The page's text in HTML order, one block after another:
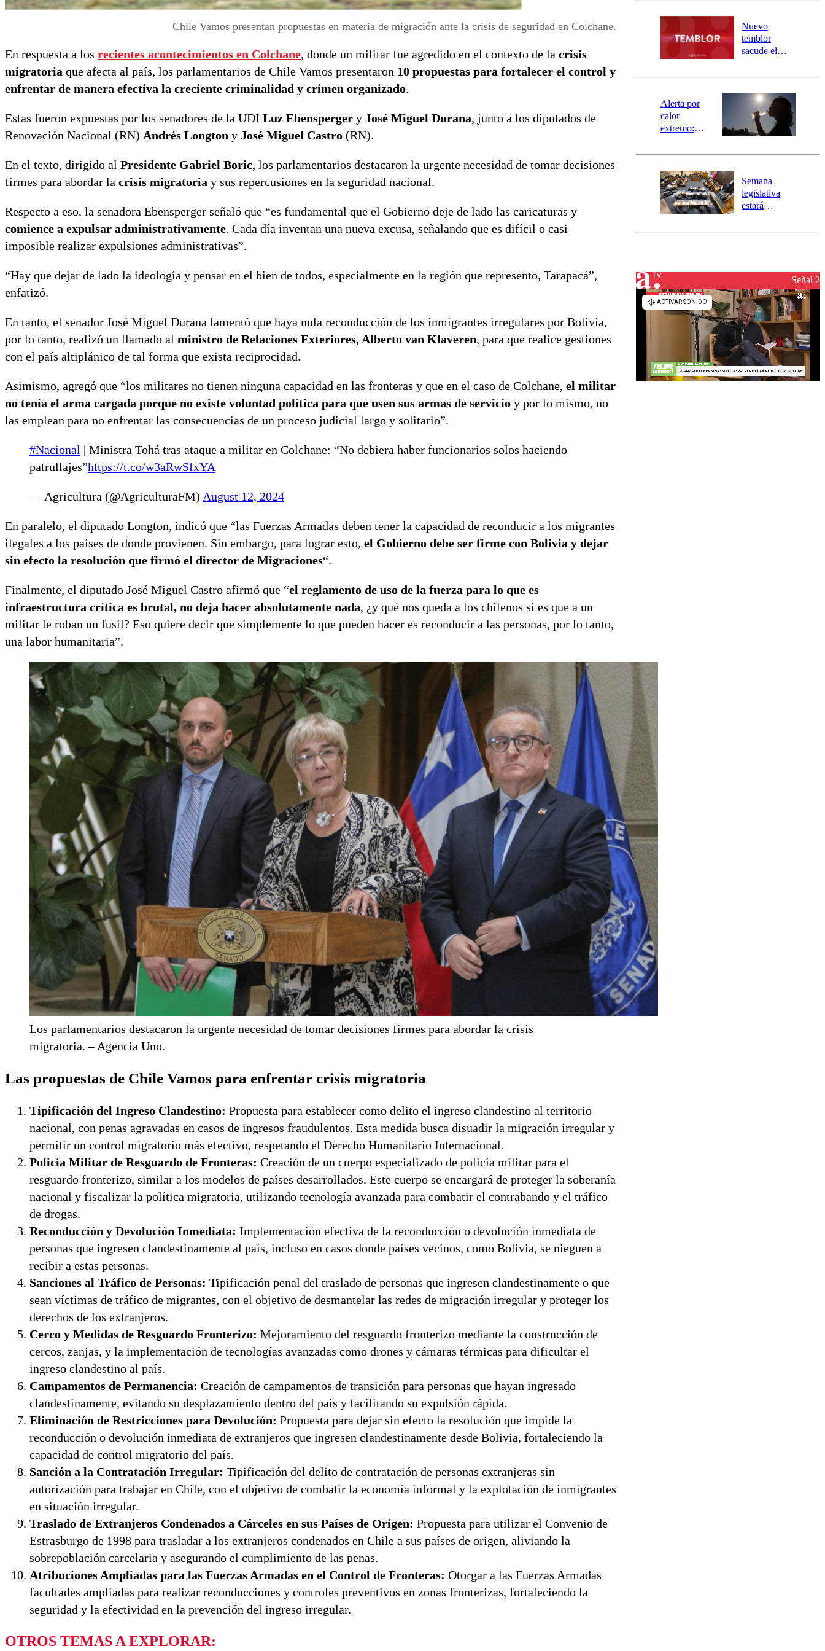
Chile Vamos presentan propuestas en materia de migración ante la crisis de seguridad en Colchane.
En respuesta a los recientes acontecimientos en Colchane, donde un militar fue agredido en el contexto de la crisis
migratoria que afecta al país, los parlamentarios de Chile Vamos presentaron 10 propuestas para fortalecer el control y
enfrentar de manera efectiva la creciente criminalidad y crimen organizado.
Estas fueron expuestas por los senadores de la UDI Luz Ebensperger y José Miguel Durana, junto a los diputados de
Renovación Nacional (RN) Andrés Longton y José Miguel Castro (RN).
En el texto, dirigido al Presidente Gabriel Boric, los parlamentarios destacaron la urgente necesidad de tomar decisiones
firmes para abordar la crisis migratoria y sus repercusiones en la seguridad nacional.
Respecto a eso, la senadora Ebensperger señaló que “es fundamental que el Gobierno deje de lado las caricaturas y
comience a expulsar administrativamente. Cada día inventan una nueva excusa, señalando que es difícil o casi
imposible realizar expulsiones administrativas”.
“Hay que dejar de lado la ideología y pensar en el bien de todos, especialmente en la región que represento, Tarapacá”,
enfatizó.
En tanto, el senador José Miguel Durana lamentó que haya nula reconducción de los inmigrantes irregulares por Bolivia,
por lo tanto, realizó un llamado al ministro de Relaciones Exteriores, Alberto van Klaveren, para que realice gestiones
con el país altiplánico de tal forma que exista reciprocidad.
Asimismo, agregó que “los militares no tienen ninguna capacidad en las fronteras y que en el caso de Colchane, el militar
no tenía el arma cargada porque no existe voluntad política para que usen sus armas de servicio y por lo mismo, no
las emplean para no enfrentar las consecuencias de un proceso judicial largo y solitario”.
#Nacional | Ministra Tohá tras ataque a militar en Colchane: “No debiera haber funcionarios solos haciendo
patrullajes”https://t.co/w3aRwSfxYA
— Agricultura (@AgriculturaFM) August 12, 2024
En paralelo, el diputado Longton, indicó que “las Fuerzas Armadas deben tener la capacidad de reconducir a los migrantes
ilegales a los países de donde provienen. Sin embargo, para lograr esto, el Gobierno debe ser firme con Bolivia y dejar
sin efecto la resolución que firmó el director de Migraciones“.
Finalmente, el diputado José Miguel Castro afirmó que “el reglamento de uso de la fuerza para lo que es
infraestructura crítica es brutal, no deja hacer absolutamente nada, ¿y qué nos queda a los chilenos si es que a un
militar le roban un fusil? Eso quiere decir que simplemente lo que pueden hacer es reconducir a las personas, por lo tanto,
una labor humanitaria”.
Los parlamentarios destacaron la urgente necesidad de tomar decisiones firmes para abordar la crisis
migratoria. – Agencia Uno.
Las propuestas de Chile Vamos para enfrentar crisis migratoria
Tipificación del Ingreso Clandestino: Propuesta para establecer como delito el ingreso clandestino al territorio
nacional, con penas agravadas en casos de ingresos fraudulentos. Esta medida busca disuadir la migración irregular y
permitir un control migratorio más efectivo, respetando el Derecho Humanitario Internacional.
Policía Militar de Resguardo de Fronteras: Creación de un cuerpo especializado de policía militar para el
resguardo fronterizo, similar a los modelos de países desarrollados. Este cuerpo se encargará de proteger la soberanía
nacional y fiscalizar la política migratoria, utilizando tecnología avanzada para combatir el contrabando y el tráfico
de drogas.
Reconducción y Devolución Inmediata: Implementación efectiva de la reconducción o devolución inmediata de
personas que ingresen clandestinamente al país, incluso en casos donde países vecinos, como Bolivia, se nieguen a
recibir a estas personas.
Sanciones al Tráfico de Personas: Tipificación penal del traslado de personas que ingresen clandestinamente o que
sean víctimas de tráfico de migrantes, con el objetivo de desmantelar las redes de migración irregular y proteger los
derechos de los extranjeros.
Cerco y Medidas de Resguardo Fronterizo: Mejoramiento del resguardo fronterizo mediante la construcción de
cercos, zanjas, y la implementación de tecnologías avanzadas como drones y cámaras térmicas para dificultar el
ingreso clandestino al país.
Campamentos de Permanencia: Creación de campamentos de transición para personas que hayan ingresado
clandestinamente, evitando su desplazamiento dentro del país y facilitando su expulsión rápida.
Eliminación de Restricciones para Devolución: Propuesta para dejar sin efecto la resolución que impide la
reconducción o devolución inmediata de extranjeros que ingresen clandestinamente desde Bolivia, fortaleciendo la
capacidad de control migratorio del país.
Sanción a la Contratación Irregular: Tipificación del delito de contratación de personas extranjeras sin
autorización para trabajar en Chile, con el objetivo de combatir la economía informal y la explotación de inmigrantes
en situación irregular.
Traslado de Extranjeros Condenados a Cárceles en sus Países de Origen: Propuesta para utilizar el Convenio de
Estrasburgo de 1998 para trasladar a los extranjeros condenados en Chile a sus países de origen, aliviando la
sobrepoblación carcelaria y asegurando el cumplimiento de las penas.
Atribuciones Ampliadas para las Fuerzas Armadas en el Control de Fronteras: Otorgar a las Fuerzas Armadas
facultades ampliadas para realizar reconducciones y controles preventivos en zonas fronterizas, fortaleciendo la
seguridad y la efectividad en la prevención del ingreso irregular.
OTROS TEMAS A EXPLORAR:
río Damas:
activa
mensajería
SAE
Nuevo
temblor
sacude el
revisa la
epicentro
Alerta por
calor
extremo:
activa Alerta
Preventiva en
tres comunas
Semana
legislativa
estará
el fin de la
reconstrucciónSeñal 2